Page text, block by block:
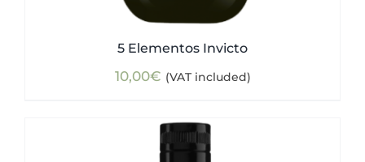
5 Elementos Invicto
10,00€ (VAT included)